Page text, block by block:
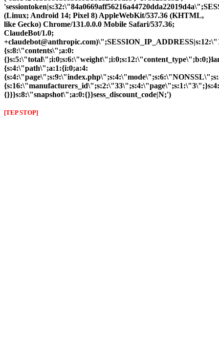
(Linux; Android 14; Pixel 8) AppleWebKit/537.36 (KHTML,
like Gecko) Chrome/131.0.0.0 Mobile Safari/537.36;
ClaudeBot/1.0;
{s:8:\"contents\";a:0:
{s:4:\"path\";a:1:{i:0;a:4:
{}}}s:8:\"snapshot\";a:0:{}}sess_discount_code|N;')
[TEP STOP]